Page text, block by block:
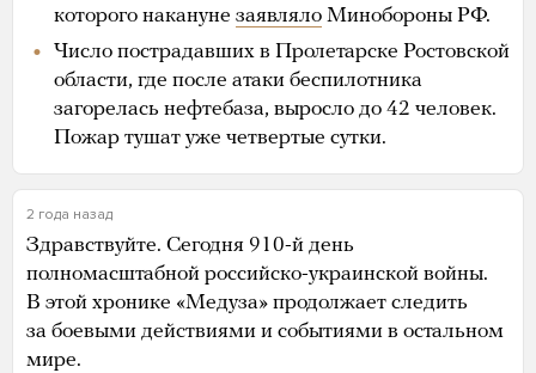
которого накануне заявляло Минобороны РФ.
Число пострадавших в Пролетарске Ростовской
области, где после атаки беспилотника
загорелась нефтебаза, выросло до 42 человек.
Пожар тушат уже четвертые сутки.
2 года назад
Здравствуйте. Сегодня 910-й день
полномасштабной российско-украинской войны.
В этой хронике «Медуза» продолжает следить
за боевыми действиями и событиями в остальном
мире.